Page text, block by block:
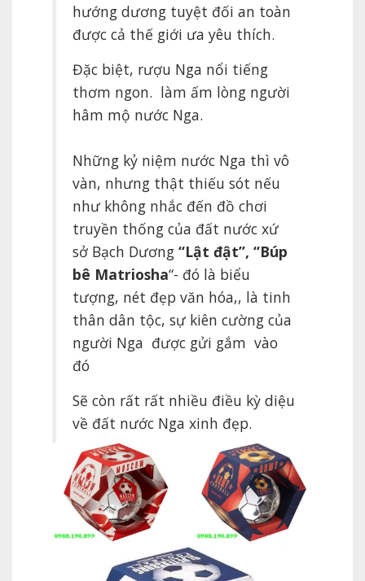
hướng dương tuyệt đối an toàn
được cả thế giới ưa yêu thích.
Đặc biệt, rượu Nga nổi tiếng
thơm ngon. làm ấm lòng người
hâm mộ nước Nga.
Những kỷ niệm nước Nga thì vô
vàn, nhưng thật thiếu sót nếu
như không nhắc đến đồ chơi
truyền thống của đất nước xứ
sở Bạch Dương “Lật đật”, “Búp
bê Matriosha“- đó là biểu
tượng, nét đẹp văn hóa,, là tinh
thân dân tộc, sự kiên cường của
người Nga được gửi gắm vào
đó
Sẽ còn rất rất nhiều điều kỳ diệu
về đất nước Nga xinh đẹp.